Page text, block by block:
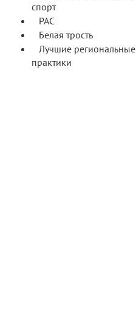
спорт
РАС
Белая трость
Лучшие региональные
практики